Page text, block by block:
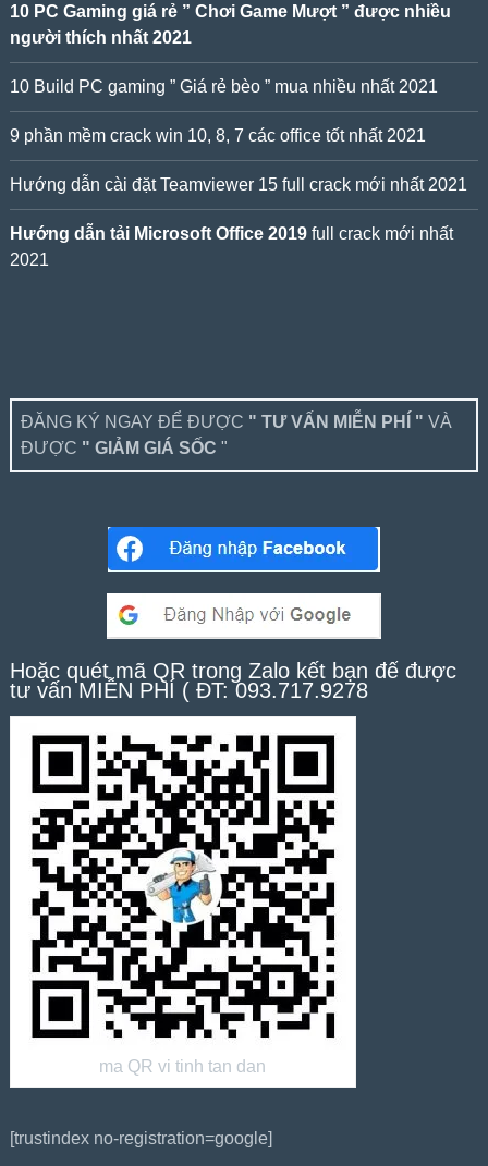
10 PC Gaming giá rẻ ” Chơi Game Mượt ” được nhiều
người thích nhất 2021
10 Build PC gaming ” Giá rẻ bèo ” mua nhiều nhất 2021
9 phần mềm crack win 10, 8, 7 các office tốt nhất 2021
Hướng dẫn cài đặt Teamviewer 15 full crack mới nhất 2021
Hướng dẫn tải Microsoft Office 2019full crack mới nhất
2021
ĐĂNG KÝ NGAY ĐỂ ĐƯỢC " TƯ VẤN MIỄN PHÍ " VÀ
ĐƯỢC " GIẢM GIÁ SỐC "
Hoặc quét mã QR trong Zalo kết bạn để được
tư vấn MIỄN PHÍ ( ĐT: 093.717.9278
ma QR vi tinh tan dan
[trustindex no-registration=google]